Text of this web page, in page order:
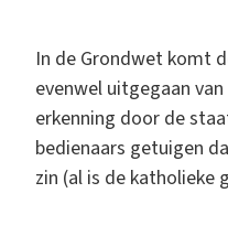
In de Grondwet komt
evenwel uitgegaan
erkenning door de
bedienaars getuigen
zin (al is de katholieke